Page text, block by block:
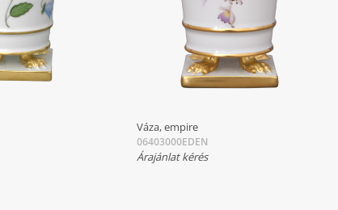
Váza, empire
06403000EDEN
Árajánlat kérés